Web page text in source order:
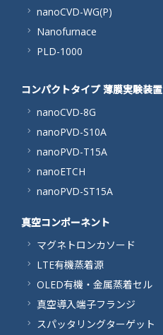
nanoCVD-WG(P)
Nanofurnace
PLD-1000
コンパクトタイプ 薄膜実験装置
nanoCVD-8G
nanoPVD-S10A
nanoPVD-T15A
nanoETCH
nanoPVD-ST15A
真空コンポーネント
マグネトロンカソード
LTE有機蒸着源
OLED有機・金属蒸着セル
真空導入端子フランジ
スパッタリングターゲット